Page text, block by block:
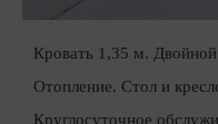
Кровать 1,35 м.
Отопление. Стол и
Круглосуточное